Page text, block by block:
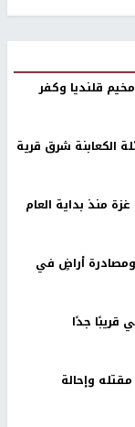
قلنديا وكفر
الكعابنة شرق قرية
ومصادرة أراضٍ في
قريبًا جدًا
وإحالة